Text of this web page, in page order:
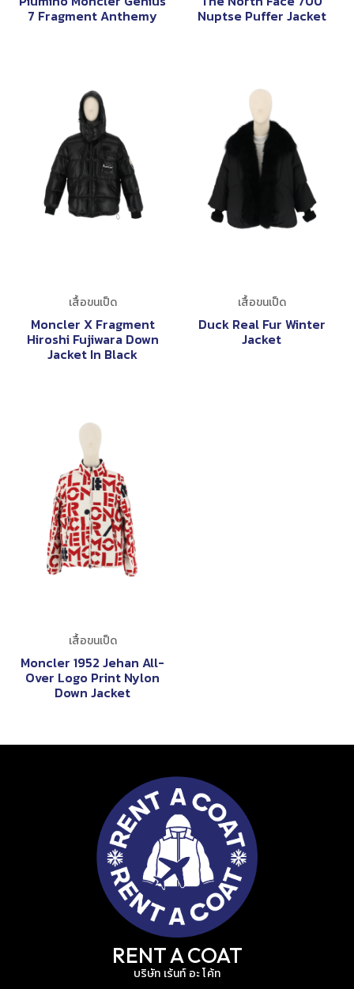
7 Fragment Anthemy Nuptse Puffer Jacket
เสื้อขนเป็ด
Moncler X Fragment
Hiroshi Fujiwara Down
Jacket In Black
เสื้อขนเป็ด
Duck Real Fur Winter
Jacket
เสื้อขนเป็ด
Moncler 1952 Jehan All-
Over Logo Print Nylon
Down Jacket
RENT A COAT
บริษัท เร้นท์ อะ โค้ท